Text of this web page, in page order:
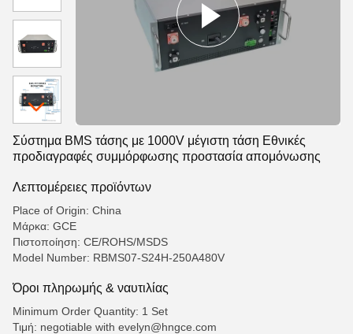
Σύστημα BMS τάσης με 1000V μέγιστη τάση Εθνικές
προδιαγραφές συμμόρφωσης προστασία απομόνωσης
Λεπτομέρειες προϊόντων
Place of Origin: China
Μάρκα: GCE
Πιστοποίηση: CE/ROHS/MSDS
Model Number: RBMS07-S24H-250A480V
Όροι πληρωμής & ναυτιλίας
Minimum Order Quantity: 1 Set
Τιμή: negotiable with evelyn@hngce.com